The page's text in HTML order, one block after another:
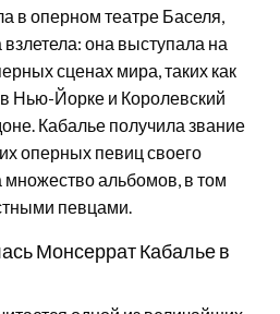
в оперном театре Баселя,
взлетела: она выступала на
сценах мира, таких как
Нью-Йорке и Королевский
Кабалье получила звание
оперных певиц своего
множество альбомов, в том
певцами.
Монсеррат Кабалье в